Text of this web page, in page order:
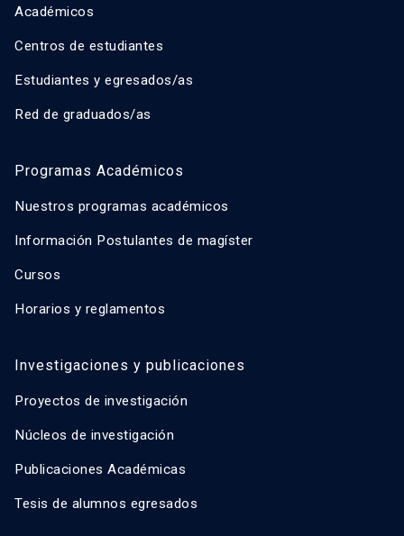
Académicos
Centros de estudiantes
Estudiantes y egresados/as
Red de graduados/as
Programas Académicos
Nuestros programas académicos
Información Postulantes de magíster
Cursos
Horarios y reglamentos
Investigaciones y publicaciones
Proyectos de investigación
Núcleos de investigación
Publicaciones Académicas
Tesis de alumnos egresados